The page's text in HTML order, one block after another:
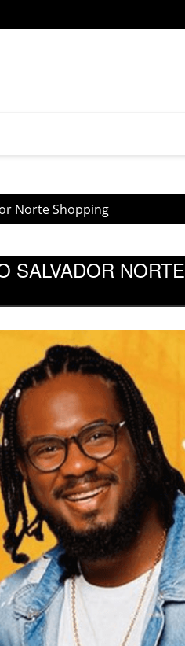
Norte Shopping
SALVADOR NORTE